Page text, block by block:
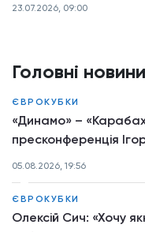
Головні новини
ЄВРОКУБКИ
«Динамо» –
пресконференція
05.08.2026, 19:56
ЄВРОКУБКИ
Олексій Сич: «Хочу
23.07.2026, 09:00